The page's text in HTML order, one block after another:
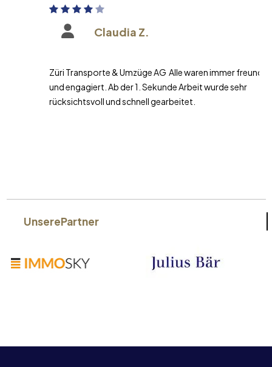
Claudia Z.
Züri Transporte & Umzüge AG Alle waren immer freundlich
und engagiert. Ab der 1. Sekunde Arbeit wurde sehr
rücksichtsvoll und schnell gearbeitet.
UnserePartner